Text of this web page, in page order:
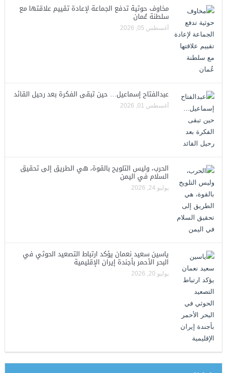
مخاوف حوثية تدفع الجماعة لإعادة تقييم علاقتها مع
سلطنة عُمان
أغسطس 05, 2026
عبدالفتاح إسماعيل… حين تبقى الفكرة بعد رحيل القائد
أغسطس 01, 2026
الحرب، وليس التلويح بالقوة، هي الطريق إلى تحقيق
السلام في اليمن
يوليو 24, 2026
ياسين سعيد نعمان يؤكد ارتباط التصعيد الحوثي في
البحر الأحمر بأجندة إيران الإقليمية
يوليو 20, 2026